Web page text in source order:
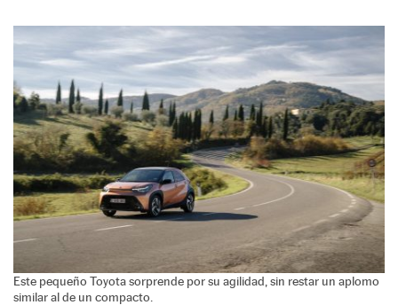
Este pequeño Toyota sorprende por su agilidad, sin restar un aplomo
similar al de un compacto.